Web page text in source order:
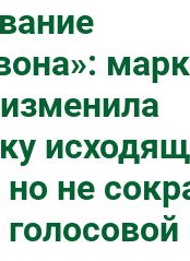
Промышленности
связь
не